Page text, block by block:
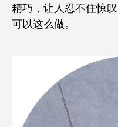
精巧，让人忍不住惊
可以这么做。